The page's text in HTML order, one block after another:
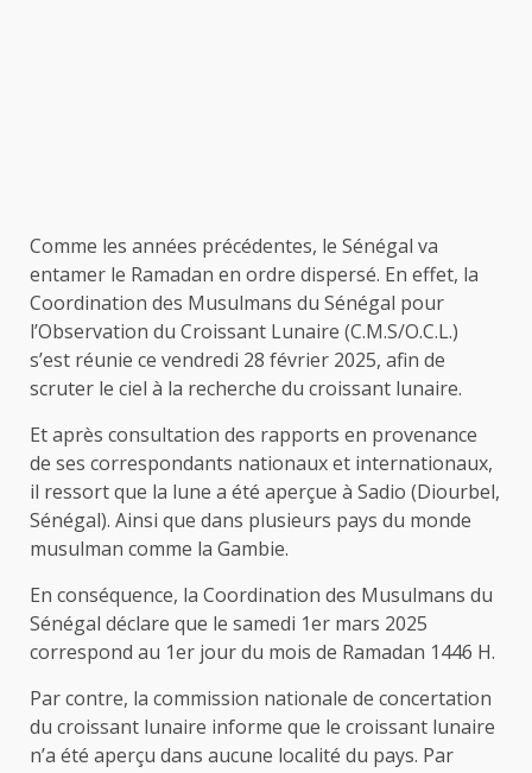
Comme les années précédentes, le Sénégal va
entamer le Ramadan en ordre dispersé. En effet, la
Coordination des Musulmans du Sénégal pour
l’Observation du Croissant Lunaire (C.M.S/O.C.L.)
s’est réunie ce vendredi 28 février 2025, afin de
scruter le ciel à la recherche du croissant lunaire.
Et après consultation des rapports en provenance
de ses correspondants nationaux et internationaux,
il ressort que la lune a été aperçue à Sadio (Diourbel,
Sénégal). Ainsi que dans plusieurs pays du monde
musulman comme la Gambie.
En conséquence, la Coordination des Musulmans du
Sénégal déclare que le samedi 1er mars 2025
correspond au 1er jour du mois de Ramadan 1446 H.
Par contre, la commission nationale de concertation
du croissant lunaire informe que le croissant lunaire
n’a été aperçu dans aucune localité du pays. Par